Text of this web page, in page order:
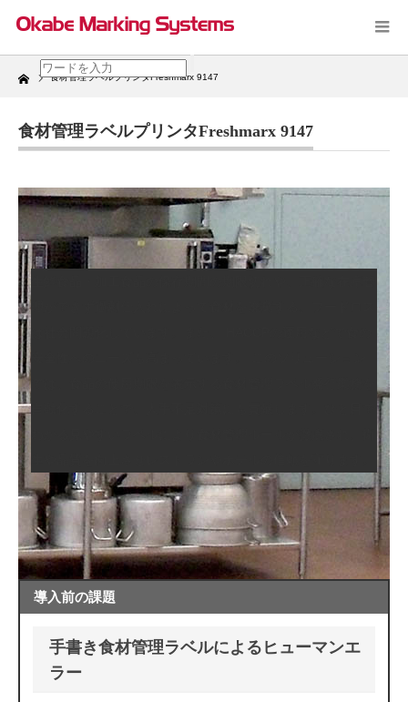
Home 食材管理ラベルプリンタFreshmarx 9147
食材管理ラベルプリンタFreshmarx 9147
導入前の課題
手書き食材管理ラベルによるヒューマンエ
ラー